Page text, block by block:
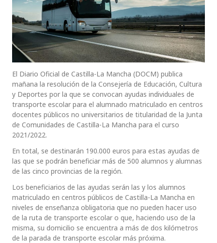
El Diario Oficial de Castilla-La Mancha (DOCM) publica
mañana la resolución de la Consejería de Educación, Cultura
y Deportes por la que se convocan ayudas individuales de
transporte escolar para el alumnado matriculado en centros
docentes públicos no universitarios de titularidad de la Junta
de Comunidades de Castilla-La Mancha para el curso
2021/2022.
En total, se destinarán 190.000 euros para estas ayudas de
las que se podrán beneficiar más de 500 alumnos y alumnas
de las cinco provincias de la región.
Los beneficiarios de las ayudas serán las y los alumnos
matriculado en centros públicos de Castilla-La Mancha en
niveles de enseñanza obligatoria que no pueden hacer uso
de la ruta de transporte escolar o que, haciendo uso de la
misma, su domicilio se encuentra a más de dos kilómetros
de la parada de transporte escolar más próxima.